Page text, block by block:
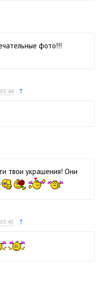
фото!!!
↑
твои украшения! Они
↑